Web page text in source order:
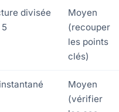
divisée
Moyen
(recouper
les points
clés)
Moyen
(vérifier